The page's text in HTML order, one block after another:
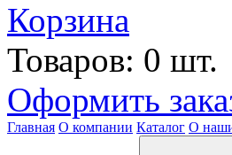
Корзина
Товаров: 0 шт.
Оформить
Главная О компании Каталог О